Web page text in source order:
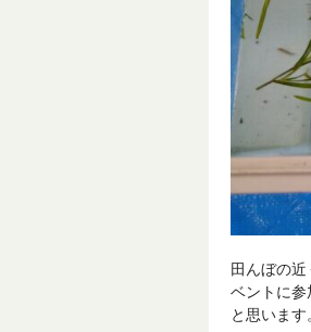
田んぼの
ベントに参
と思います